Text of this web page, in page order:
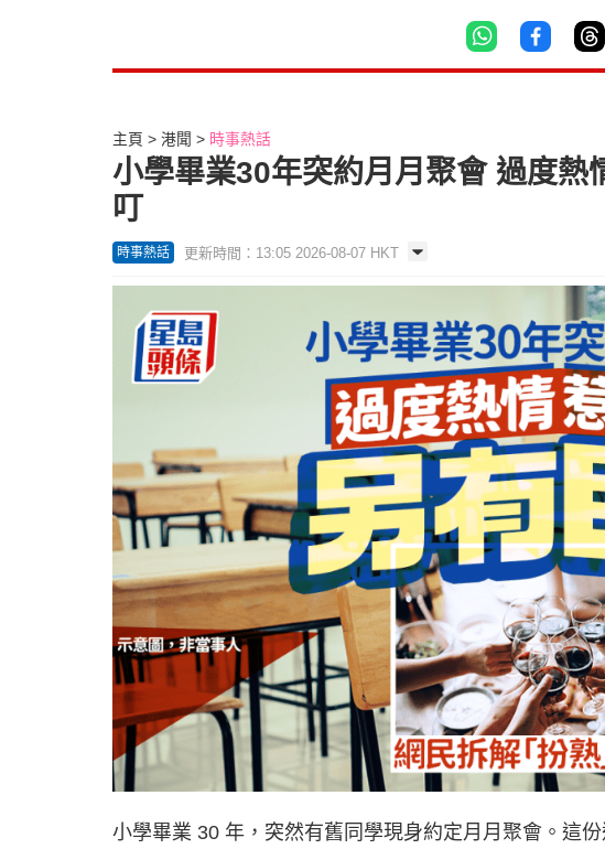
主頁 港聞 時事熱話
小學畢業30年突約月月聚會 過度
叮
時事熱話 更新時間：13:05 2026-08-07 HKT
小學畢業 30 年，突然有舊同學現身約定月月聚會。這